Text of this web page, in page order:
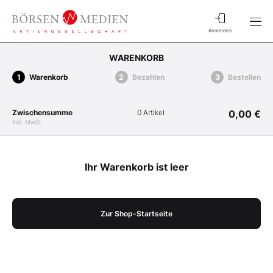
Anmelden
WARENKORB
Warenkorb Bezahlen Bestellen
Zwischensumme
inkl. MwSt.
0 Artikel 0,00 €
Ihr Warenkorb ist leer
Zur Shop-Startseite